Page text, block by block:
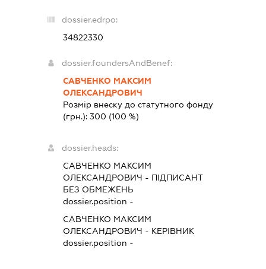
dossier.edrpo:
34822330
dossier.foundersAndBenef:
САВЧЕНКО МАКСИМ
ОЛЕКСАНДРОВИЧ
Розмір внеску до статутного фонду
(грн.):300 (100 %)
dossier.heads:
САВЧЕНКО МАКСИМ
ОЛЕКСАНДРОВИЧ - ПІДПИСАНТ
БЕЗ ОБМЕЖЕНЬ
dossier.position -
САВЧЕНКО МАКСИМ
ОЛЕКСАНДРОВИЧ - КЕРІВНИК
dossier.position -